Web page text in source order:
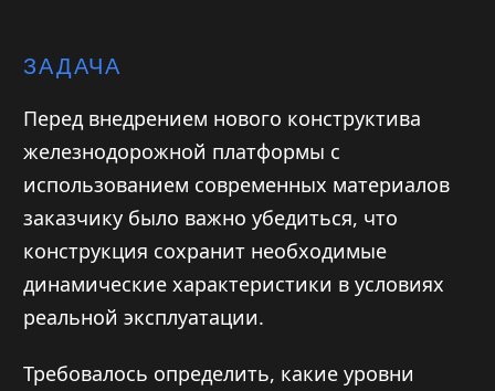
ЗАДАЧА
Перед внедрением нового конструктива
железнодорожной платформы с
использованием современных материалов
заказчику было важно убедиться, что
конструкция сохранит необходимые
динамические характеристики в условиях
реальной эксплуатации.
Требовалось определить, какие уровни